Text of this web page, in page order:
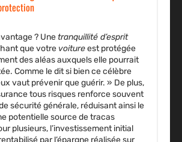
? Unetranquillité d’esprit
que votre voitureest protégée
des aléas auxquels elle pourrait
Comme le dit si bien ce célèbre
vaut prévenir que guérir. » De plus,
tous risques renforce souvent
sécurité générale, réduisant ainsi le
potentielle source de tracas
plusieurs, l’investissement initial